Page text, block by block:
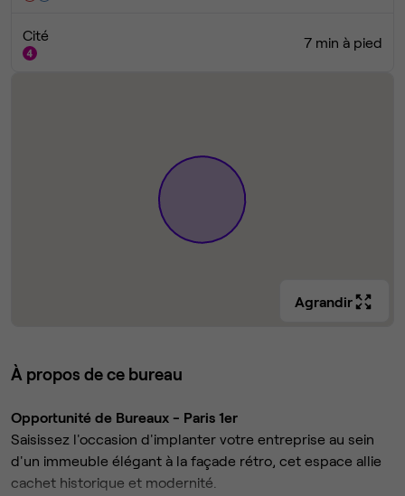
Cité 7 min à pied
Agrandir
À propos de ce bureau
Opportunité de Bureaux - Paris 1er
Saisissez l'occasion d'implanter votre entreprise au sein
d'un immeuble élégant à la façade rétro, cet espace allie
cachet historique et modernité.